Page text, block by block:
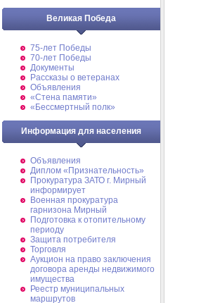
Великая Победа
75-лет Победы
70-лет Победы
Документы
Рассказы о ветеранах
Объявления
«Стена памяти»
«Бессмертный полк»
Информация для населения
Объявления
Диплом «Признательность»
Прокуратура ЗАТО г. Мирный
информирует
Военная прокуратура
гарнизона Мирный
Подготовка к отопительному
периоду
Защита потребителя
Торговля
Аукцион на право заключения
договора аренды недвижимого
имущества
Реестр муниципальных
маршрутов